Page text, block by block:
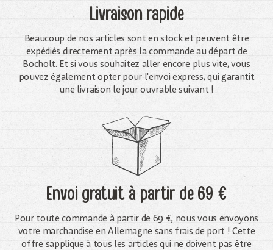
Livraison rapide
Beaucoup de nos articles sont en stock et peuvent être
expédiés directement après la commande au départ de
Bocholt. Et si vous souhaitez aller encore plus vite, vous
pouvez également opter pour l'envoi express, qui garantit
une livraison le jour ouvrable suivant !
Envoi gratuità partir de 69 €
Pour toute commande à partir de 69 €, nous vous envoyons
votre marchandise en Allemagne sans frais de port ! Cette
offre sapplique à tous les articles qui ne doivent pas être